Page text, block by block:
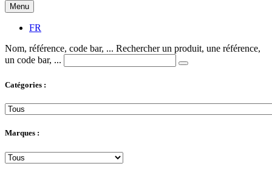
Menu
FR
Nom, référence, code bar, ... Rechercher un produit, une référence,
un code bar, ...
Catégories :
Marques :